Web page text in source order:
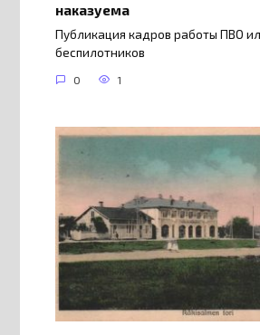
наказуема
Публикация кадров работы ПВО
беспилотников
0 1